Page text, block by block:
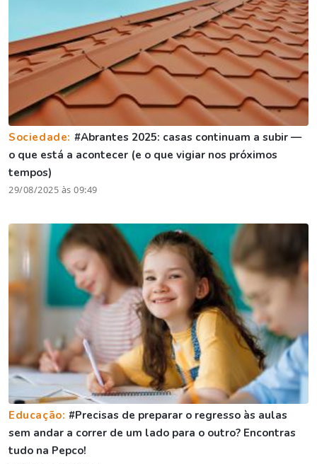
Sociedade: #Abrantes 2025: casas continuam a subir —
o que está a acontecer (e o que vigiar nos próximos
tempos)
29/08/2025 às 09:49
Educação:#Precisas de preparar o regresso às aulas
sem andar a correr de um lado para o outro? Encontras
tudo na Pepco!